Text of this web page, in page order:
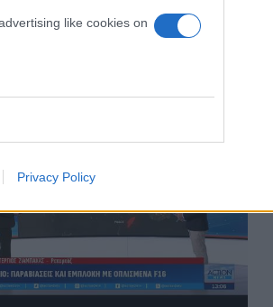
like cookies on
Privacy Policy